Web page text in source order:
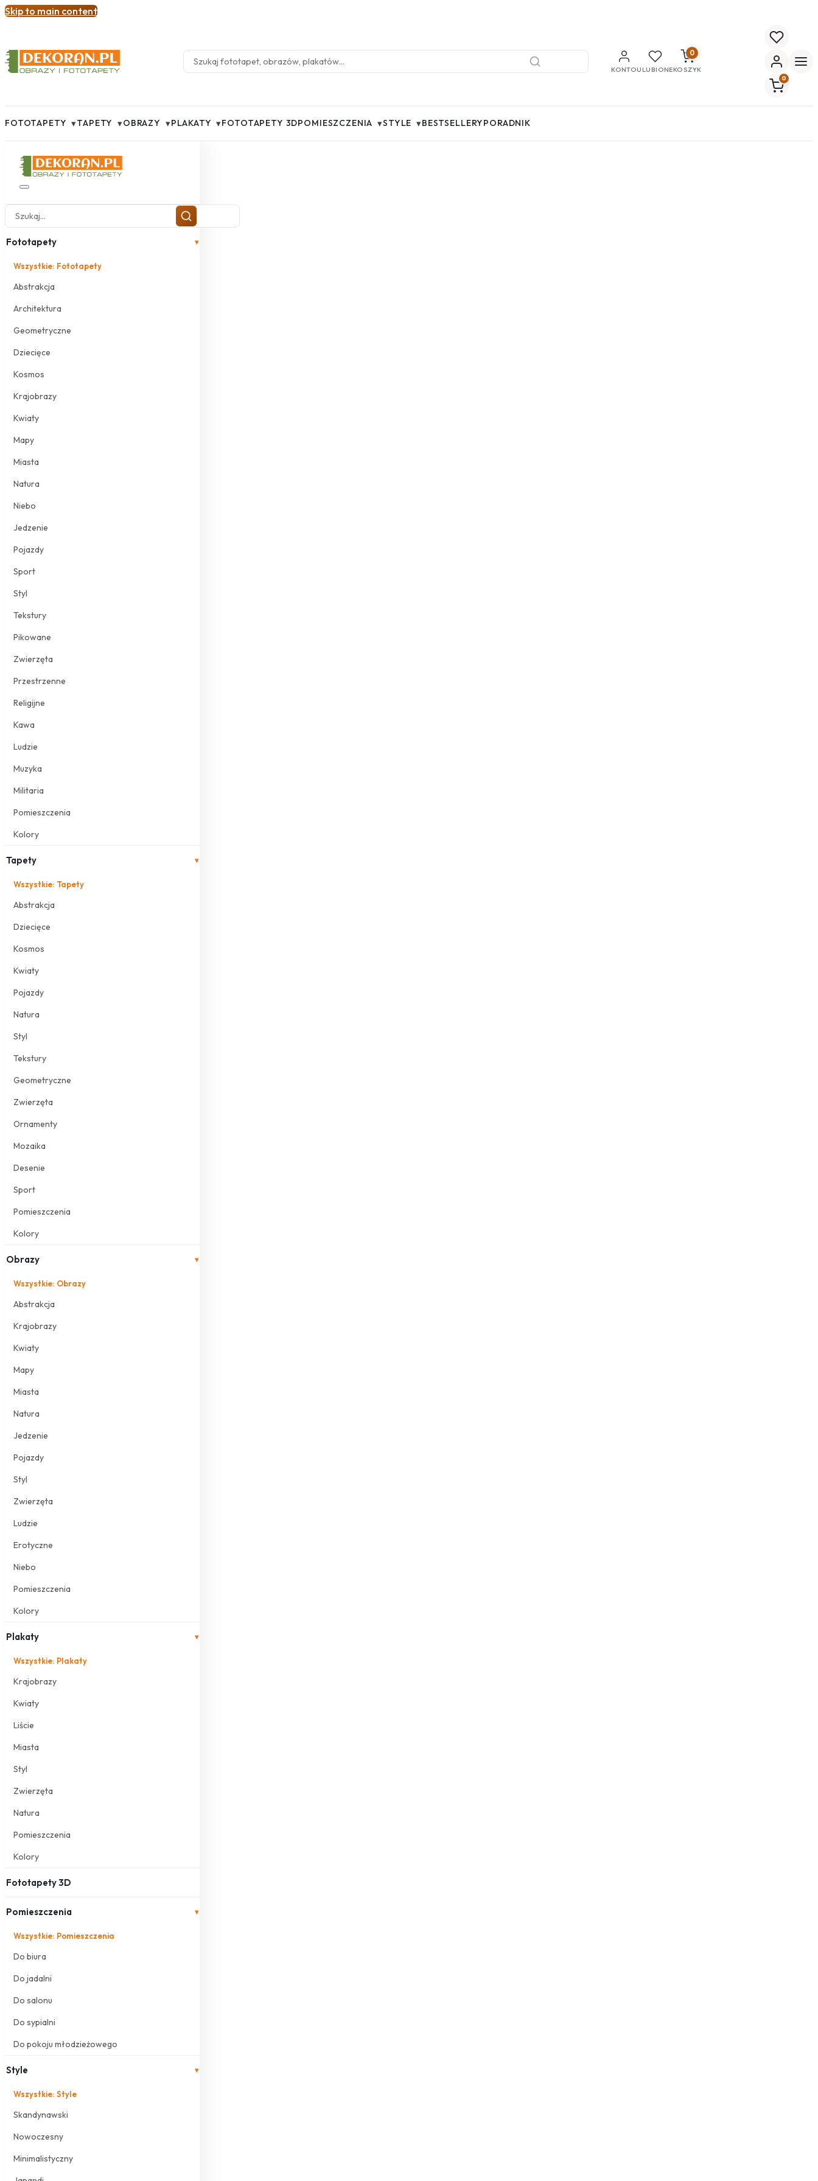
Skip to main content
KONTOULUBIONE
0
KOSZYK
0
FOTOTAPETY ▾TAPETY ▾OBRAZY ▾PLAKATY ▾FOTOTAPETY 3DPOMIESZCZENIA ▾STYLE ▾BESTSELLERYPORADNIK
Fototapety ▾
Wszystkie: Fototapety
Abstrakcja
Architektura
Geometryczne
Dziecięce
Kosmos
Krajobrazy
Kwiaty
Mapy
Miasta
Natura
Niebo
Jedzenie
Pojazdy
Sport
Styl
Tekstury
Pikowane
Zwierzęta
Przestrzenne
Religijne
Kawa
Ludzie
Muzyka
Militaria
Pomieszczenia
Kolory
Tapety ▾
Wszystkie: Tapety
Abstrakcja
Dziecięce
Kosmos
Kwiaty
Pojazdy
Natura
Styl
Tekstury
Geometryczne
Zwierzęta
Ornamenty
Mozaika
Desenie
Sport
Pomieszczenia
Kolory
Obrazy ▾
Wszystkie: Obrazy
Abstrakcja
Krajobrazy
Kwiaty
Mapy
Miasta
Natura
Jedzenie
Pojazdy
Styl
Zwierzęta
Ludzie
Erotyczne
Niebo
Pomieszczenia
Kolory
Plakaty ▾
Wszystkie: Plakaty
Krajobrazy
Kwiaty
Liście
Miasta
Styl
Zwierzęta
Natura
Pomieszczenia
Kolory
Fototapety 3D
Pomieszczenia ▾
Wszystkie: Pomieszczenia
Do biura
Do jadalni
Do salonu
Do sypialni
Do pokoju młodzieżowego
Style ▾
Wszystkie: Style
Skandynawski
Nowoczesny
Minimalistyczny